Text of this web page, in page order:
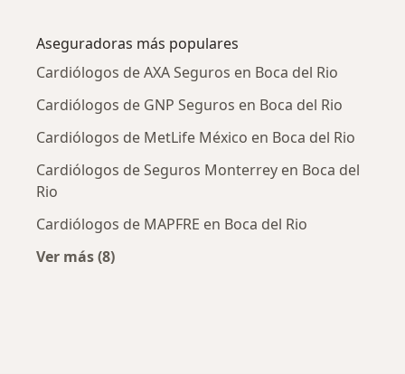
Aseguradoras más populares
Cardiólogos de AXA Seguros en Boca del Rio
Cardiólogos de GNP Seguros en Boca del Rio
Cardiólogos de MetLife México en Boca del Rio
Cardiólogos de Seguros Monterrey en Boca del
Rio
Cardiólogos de MAPFRE en Boca del Rio
Ver más (8)